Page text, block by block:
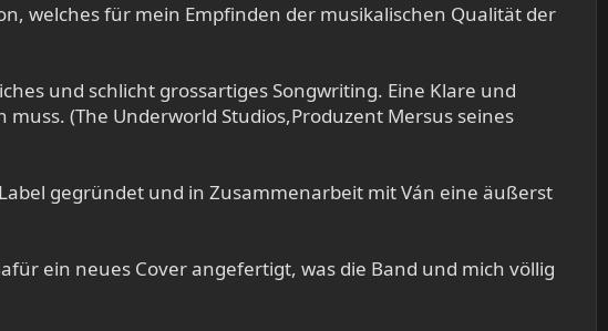
welches für mein Empfinden der musikalischen Qualität der
und schlicht grossartiges Songwriting. Eine Klare und
(The Underworld Studios,Produzent Mersus seines
gegründet und in Zusammenarbeit mit Ván eine äußerst
ein neues Cover angefertigt, was die Band und mich völlig